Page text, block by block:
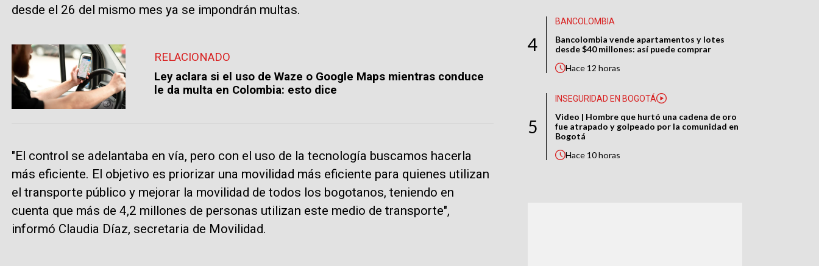
desde el 26 del mismo mes ya se impondrán multas.
RELACIONADO
Ley aclara si el uso de Waze o Google Maps mientras conduce
le da multa en Colombia: esto dice
"El control se adelantaba en vía, pero con el uso de la tecnología buscamos hacerla
más eficiente. El objetivo es priorizar una movilidad más eficiente para quienes utilizan
el transporte público y mejorar la movilidad de todos los bogotanos, teniendo en
cuenta que más de 4,2 millones de personas utilizan este medio de transporte",
informó Claudia Díaz, secretaria de Movilidad.
4
BANCOLOMBIA
Bancolombia vende apartamentos y lotes
desde $40 millones: así puede comprar
Hace 12 horas
5
INSEGURIDAD EN BOGOTÁ
Video | Hombre que hurtó una cadena de oro
fue atrapado y golpeado por la comunidad en
Bogotá
Hace 10 horas